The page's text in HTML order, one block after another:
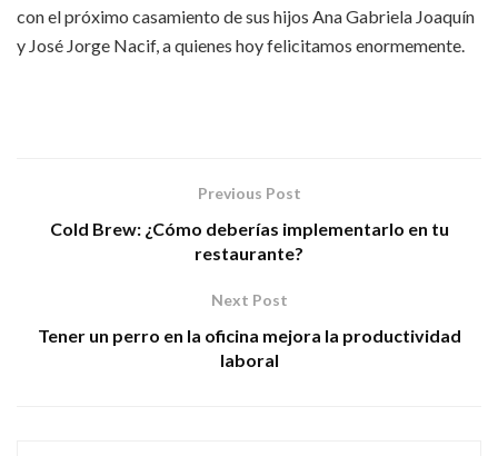
con el próximo casamiento de sus hijos Ana Gabriela Joaquín
y José Jorge Nacif, a quienes hoy felicitamos enormemente.
Previous Post
Cold Brew: ¿Cómo deberías implementarlo en tu
restaurante?
Next Post
Tener un perro en la oficina mejora la productividad
laboral